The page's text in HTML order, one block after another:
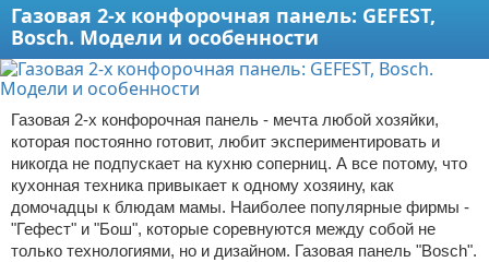
Газовая 2-х конфорочная панель: GEFEST,
Bosch. Модели и особенности
Газовая 2-х конфорочная панель - мечта любой хозяйки,
которая постоянно готовит, любит экспериментировать и
никогда не подпускает на кухню соперниц. А все потому, что
кухонная техника привыкает к одному хозяину, как
домочадцы к блюдам мамы. Наиболее популярные фирмы -
"Гефест" и "Бош", которые соревнуются между собой не
только технологиями, но и дизайном. Газовая панель "Bosch".